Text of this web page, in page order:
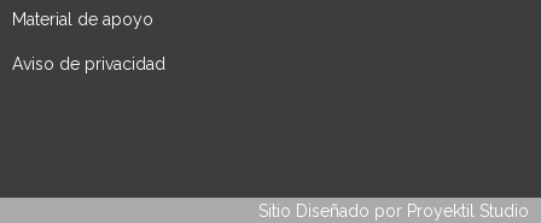
Material de apoyo
Aviso de privacidad
Sitio Diseñado por Proyektil Studio